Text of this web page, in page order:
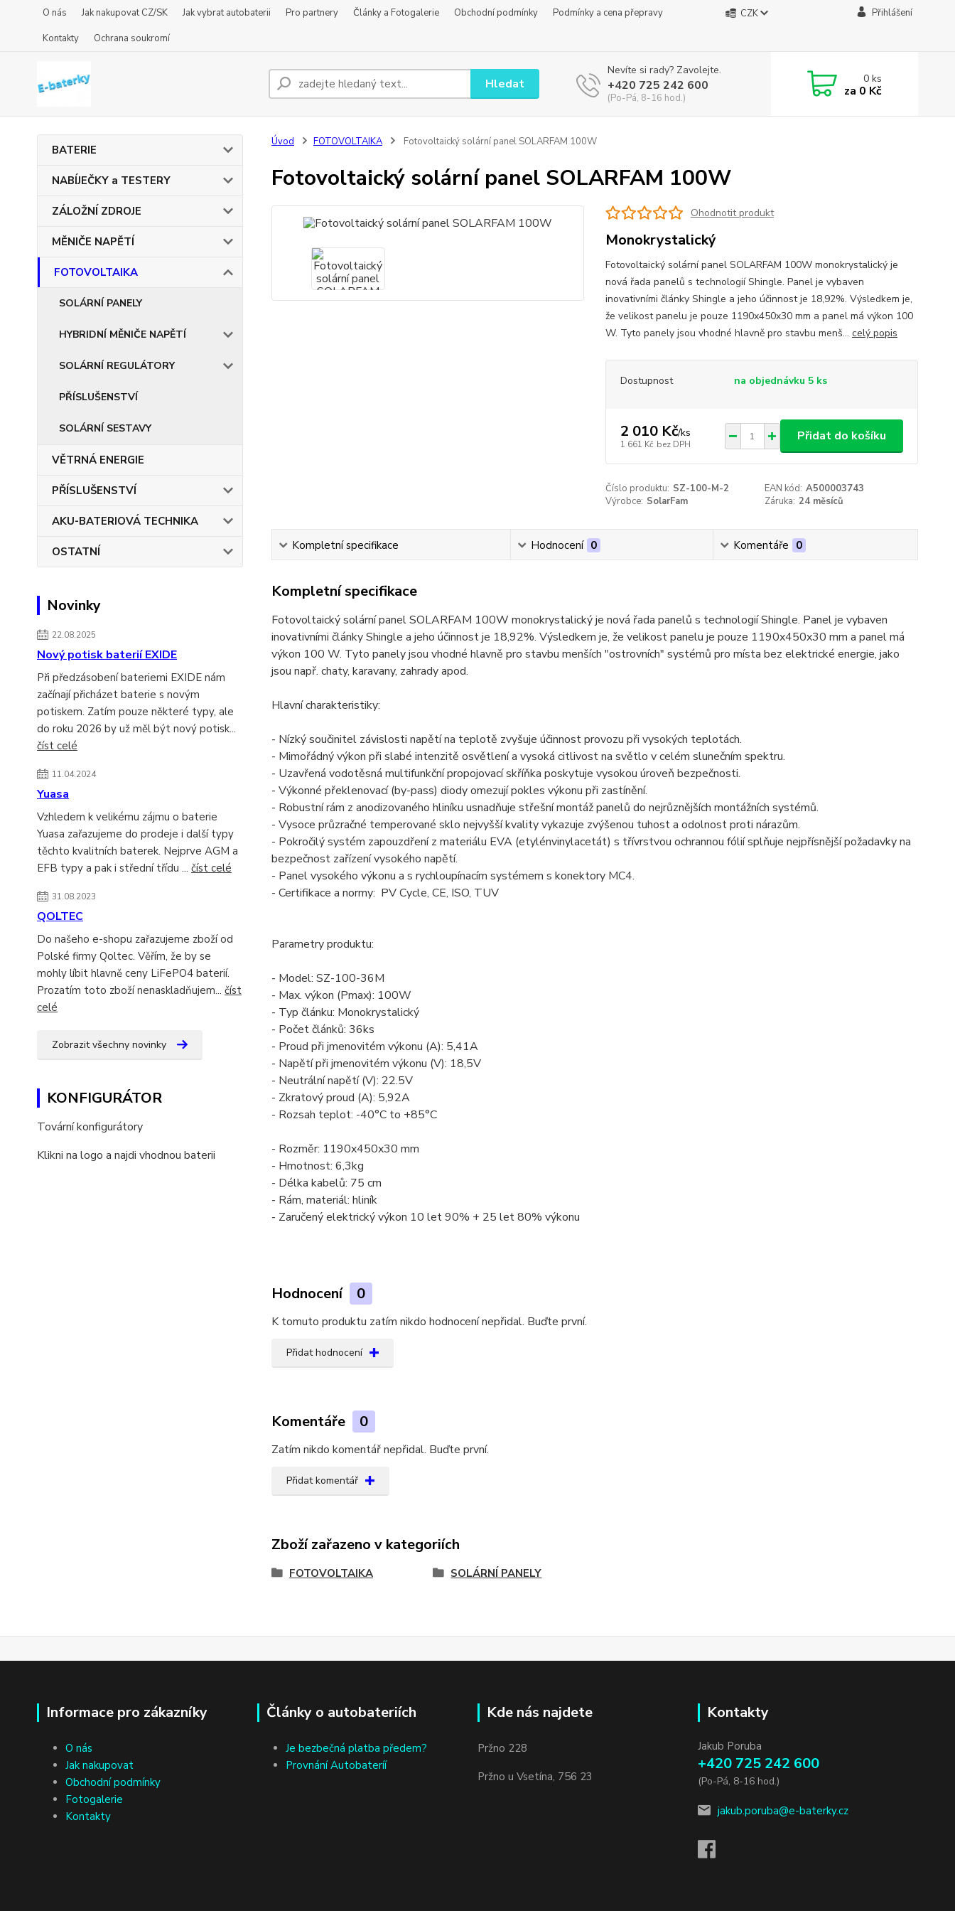
O nás Jak nakupovat CZ/SK Jak vybrat autobaterii Pro partnery Články a Fotogalerie Obchodní podmínky
Podmínky a cena přepravy
Kontakty
Ochrana soukromí
CZK Přihlášení
Hledat
Nevíte si rady? Zavolejte.
+420 725 242 600
(Po-Pá, 8-16 hod.)
0ks
za 0 Kč
BATERIE
NABÍJEČKY a TESTERY
ZÁLOŽNÍ ZDROJE
MĚNIČE NAPĚTÍ
FOTOVOLTAIKA
SOLÁRNÍ PANELY
HYBRIDNÍ MĚNIČE NAPĚTÍ
SOLÁRNÍ REGULÁTORY
PŘÍSLUŠENSTVÍ
SOLÁRNÍ SESTAVY
VĚTRNÁ ENERGIE
PŘÍSLUŠENSTVÍ
AKU-BATERIOVÁ TECHNIKA
OSTATNÍ
Novinky
22.08.2025
Nový potisk baterií EXIDE
Při předzásobení bateriemi EXIDE nám
začínají přicházet baterie s novým
potiskem. Zatím pouze některé typy, ale
do roku 2026 by už měl být nový potisk...
číst celé
11.04.2024
Yuasa
Vzhledem k velikému zájmu o baterie
Yuasa zařazujeme do prodeje i další typy
těchto kvalitních baterek. Nejprve AGM a
EFB typy a pak i střední třídu ... číst celé
31.08.2023
QOLTEC
Do našeho e-shopu zařazujeme zboží od
Polské firmy Qoltec. Věřím, že by se
mohly líbit hlavně ceny LiFePO4 baterií.
Prozatím toto zboží nenaskladňujem... číst
celé
Zobrazit všechny novinky
KONFIGURÁTOR
Tovární konfigurátory
Klikni na logo a najdi vhodnou baterii
Úvod FOTOVOLTAIKA Fotovoltaický solární panel SOLARFAM 100W
Fotovoltaický solární panel SOLARFAM 100W
Ohodnotit produkt
Monokrystalický
Fotovoltaický solární panel SOLARFAM 100W monokrystalický je
nová řada panelů s technologií Shingle. Panel je vybaven
inovativními články Shingle a jeho účinnost je 18,92%. Výsledkem je,
že velikost panelu je pouze 1190x450x30 mm a panel má výkon 100
W. Tyto panely jsou vhodné hlavně pro stavbu menš... celý popis
Dostupnost na objednávku 5 ks
2 010 Kč/ks
1 661 Kč bez DPH
Přidat do košíku
Číslo produktu: SZ-100-M-2 EAN kód: A500003743
Výrobce: SolarFam Záruka: 24 měsíců
Kompletní specifikace Hodnocení 0 Komentáře 0
Kompletní specifikace
Fotovoltaický solární panel SOLARFAM 100W monokrystalický je nová řada panelů s technologií Shingle. Panel je vybaven
inovativními články Shingle a jeho účinnost je 18,92%. Výsledkem je, že velikost panelu je pouze 1190x450x30 mm a panel má
výkon 100 W. Tyto panely jsou vhodné hlavně pro stavbu menších "ostrovních" systémů pro místa bez elektrické energie, jako
jsou např. chaty, karavany, zahrady apod.
Hlavní charakteristiky:
- Nízký součinitel závislosti napětí na teplotě zvyšuje účinnost provozu při vysokých teplotách.
- Mimořádný výkon při slabé intenzitě osvětlení a vysoká citlivost na světlo v celém slunečním spektru.
- Uzavřená vodotěsná multifunkční propojovací skříňka poskytuje vysokou úroveň bezpečnosti.
- Výkonné překlenovací (by-pass) diody omezují pokles výkonu při zastínění.
- Robustní rám z anodizovaného hliníku usnadňuje střešní montáž panelů do nejrůznějších montážních systémů.
- Vysoce průzračné temperované sklo nejvyšší kvality vykazuje zvýšenou tuhost a odolnost proti nárazům.
- Pokročilý systém zapouzdření z materiálu EVA (etylénvinylacetát) s třívrstvou ochrannou fólií splňuje nejpřísnější požadavky na
bezpečnost zařízení vysokého napětí.
- Panel vysokého výkonu a s rychloupínacím systémem s konektory MC4.
- Certifikace a normy: PV Cycle, CE, ISO, TUV
Parametry produktu:
- Model: SZ-100-36M
- Max. výkon (Pmax): 100W
- Typ článku: Monokrystalický
- Počet článků: 36ks
- Proud při jmenovitém výkonu (A): 5,41A
- Napětí při jmenovitém výkonu (V): 18,5V
- Neutrální napětí (V): 22.5V
- Zkratový proud (A): 5,92A
- Rozsah teplot: -40°C to +85°C
- Rozměr: 1190x450x30 mm
- Hmotnost: 6,3kg
- Délka kabelů: 75 cm
- Rám, materiál: hliník
- Zaručený elektrický výkon 10 let 90% + 25 let 80% výkonu
Hodnocení 0
K tomuto produktu zatím nikdo hodnocení nepřidal. Buďte první.
Přidat hodnocení
Komentáře 0
Zatím nikdo komentář nepřidal. Buďte první.
Přidat komentář
Zboží zařazeno v kategoriích
FOTOVOLTAIKA SOLÁRNÍ PANELY
Informace pro zákazníky
O nás
Jak nakupovat
Obchodní podmínky
Fotogalerie
Kontakty
Články o autobateriích
Je bezbečná platba předem?
Provnání Autobateríí
Kde nás najdete
Pržno 228
Pržno u Vsetína, 756 23
Kontakty
Jakub Poruba
+420 725 242 600
(Po-Pá, 8-16 hod.)
jakub.poruba@e-baterky.cz